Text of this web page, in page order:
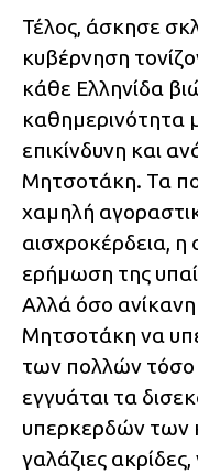
Τέλος, άσκησε
κυβέρνηση
κάθε Ελληνίδα
καθημερινότητα
επικίνδυνη και
Μητσοτάκη. Τα
χαμηλή
αισχροκέρδεια, η
ερήμωση της
Αλλά όσο ανίκανη
Μητσοτάκη να
των πολλών τόσο
εγγυάται τα
υπερκερδών των
γαλάζιες